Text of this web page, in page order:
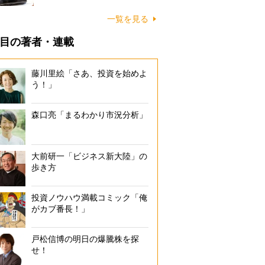
一覧を見る
の著者・連載
藤川里絵「さあ、投資を始めよ
う！」
森口亮「まるわかり市況分析」
大前研一「ビジネス新大陸」の
歩き方
投資ノウハウ満載コミック「俺
がカブ番長！」
戸松信博の明日の爆騰株を探
せ！